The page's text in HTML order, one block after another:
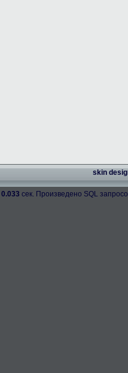
skin
0.033 сек. Произведено SQL